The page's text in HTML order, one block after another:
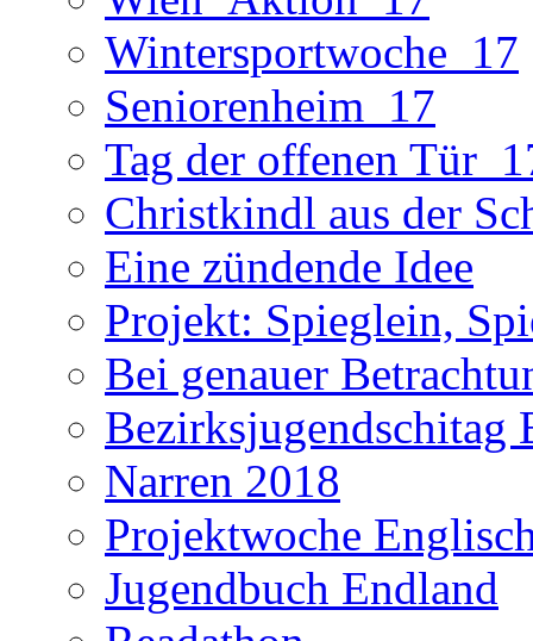
Wintersportwoche_17
Seniorenheim_17
Tag der offenen
Christkindl aus der
Eine zündende Idee
Projekt: Spieglein,
Bei genauer
Bezirksjugendschitag
Narren 2018
Projektwoche
Jugendbuch Endland